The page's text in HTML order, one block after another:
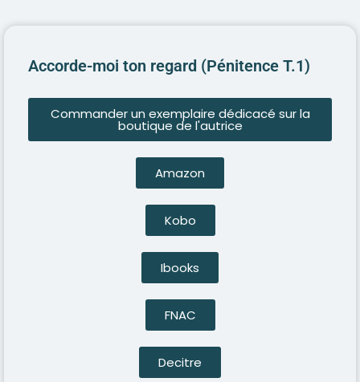
Accorde-moi ton regard (Pénitence T.1)
Commander un exemplaire dédicacé sur la
boutique de l'autrice
Amazon
Kobo
Ibooks
FNAC
Decitre